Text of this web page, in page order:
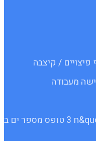
: בקשה לפטור מחובת התקנת מז;quot&ח 3 טופס מספר ים ב